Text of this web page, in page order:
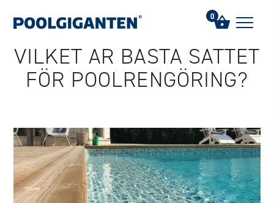
Vilket är bästa sättet för poolrengöring?
VILKET ÄR BÄSTA SÄTTET
FÖR POOLRENGÖRING?
0